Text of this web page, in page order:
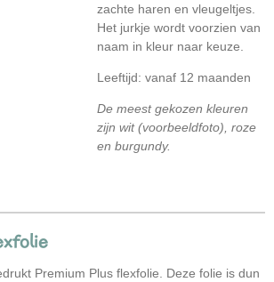
zachte haren en vleugeltjes.
Het jurkje wordt voorzien van
naam in kleur naar keuze.
Leeftijd: vanaf 12 maanden
De meest gekozen kleuren
zijn wit (voorbeeldfoto), roze
en burgundy.
Premium Plus flexfolie. Deze folie is dun